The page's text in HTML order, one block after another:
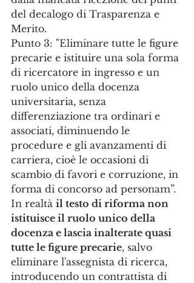
del decalogo di Trasparenza e
Merito.
Punto 3: "Eliminare tutte le figure
precarie e istituire una sola forma
di ricercatore in ingresso e un
ruolo unico della docenza
universitaria, senza
differenziazione tra ordinari e
associati, diminuendo le
procedure e gli avanzamenti di
carriera, cioè le occasioni di
scambio di favori e corruzione, in
forma di concorso ad personam”.
In realtà il testo di riforma non
istituisce il ruolo unico della
docenza e lascia inalterate quasi
tutte le figure precarie, salvo
eliminare l'assegnista di ricerca,
introducendo un contrattista di